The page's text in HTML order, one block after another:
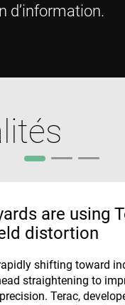
d’information.
are using
distortion
shifting toward
straightening to
Terac,